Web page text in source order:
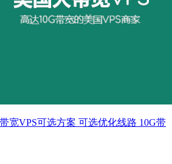
宽VPS可选方案 可选优化线路 10G带